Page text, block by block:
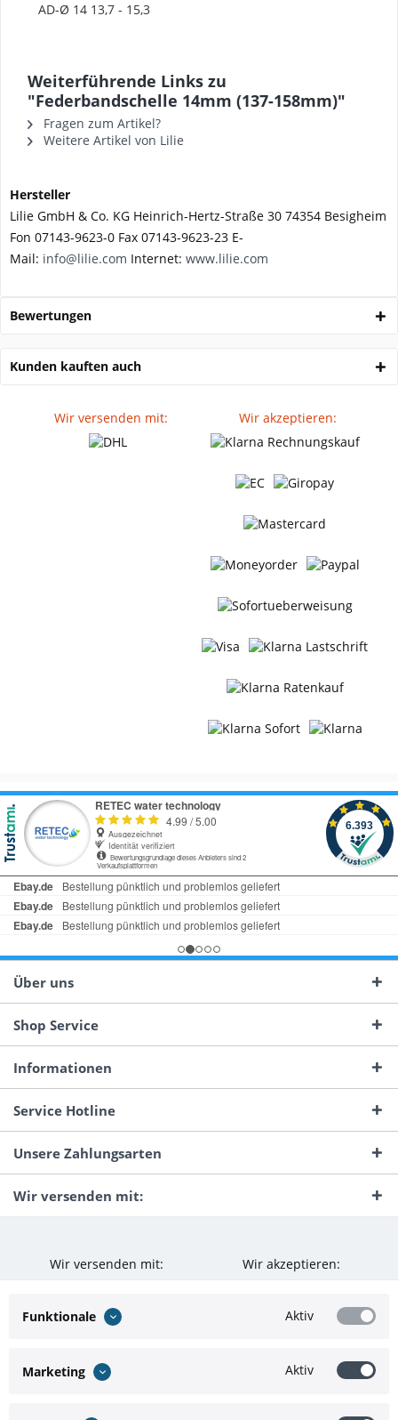
AD-Ø 14 13,7 - 15,3
Weiterführende Links zu
"Federbandschelle 14mm (137-158mm)"
Fragen zum Artikel?
Weitere Artikel von Lilie
Hersteller
Lilie GmbH & Co. KG Heinrich-Hertz-Straße 30 74354 Besigheim
Fon 07143-9623-0 Fax 07143-9623-23 E-
Mail: info@lilie.com Internet: www.lilie.com
Bewertungen
Kunden kauften auch
Wir versenden mit: Wir akzeptieren:
Über uns
Shop Service
Informationen
Service Hotline
Unsere Zahlungsarten
Wir versenden mit:
Wir versenden mit: Wir akzeptieren:
Funktionale Aktiv
Marketing Aktiv